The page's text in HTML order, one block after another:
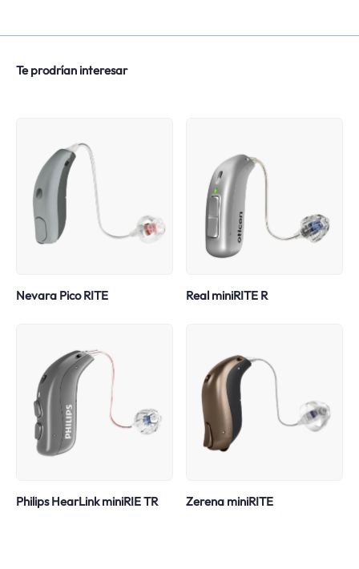
Te prodrían interesar
Nevara Pico RITE Real miniRITE R
Philips HearLink miniRIE TR Zerena miniRITE